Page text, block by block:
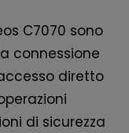
C7070 sono
connessione
diretto
di sicurezza